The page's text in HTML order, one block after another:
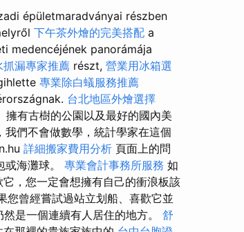
épületmaradványai részben
下午茶外燴的完美搭配 a
medencéjének panorámája
抓漏專家推薦 részt, 營業用冰箱選
專業除白蟻服務推薦
台北地區外燴選擇
有古樹的公園以及最好的國內美
們不會做數學，統計學家在這個
詳細搬家費用分析 頁面上的問
或海灘球。 專業會計事務所服務 如
它，您一定會想擁有自己的衝浪板該
您曾經嘗試過站立划船、喜歡它並
是一個連續有人居住的地方。 舒